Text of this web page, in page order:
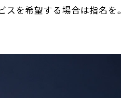
を希望する場合は指名を。